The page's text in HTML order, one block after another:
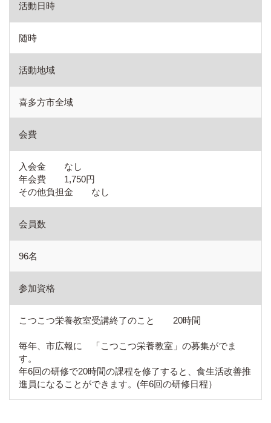
活動日時
随時
活動地域
喜多方市全域
会費
入会金 なし
年会費 1,750円
その他負担金 なし
会員数
96名
参加資格
こつこつ栄養教室受講終了のこと 20時間
毎年、市広報に 「こつこつ栄養教室」の募集がでま
す。
年6回の研修で20時間の課程を修了すると、食生活改善推
進員になることができます。(年6回の研修日程）